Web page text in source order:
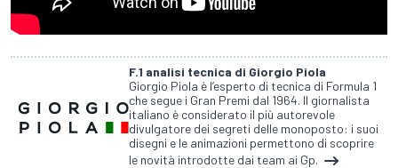
F.1 analisi tecnica di Giorgio Piola
Giorgio Piola è l’esperto di tecnica di Formula 1
che segue i Gran Premi dal 1964. Il giornalista
italiano è considerato il più autorevole
divulgatore dei segreti delle monoposto: i suoi
disegni e le animazioni permettono di scoprire
le novità introdotte dai team ai Gp.